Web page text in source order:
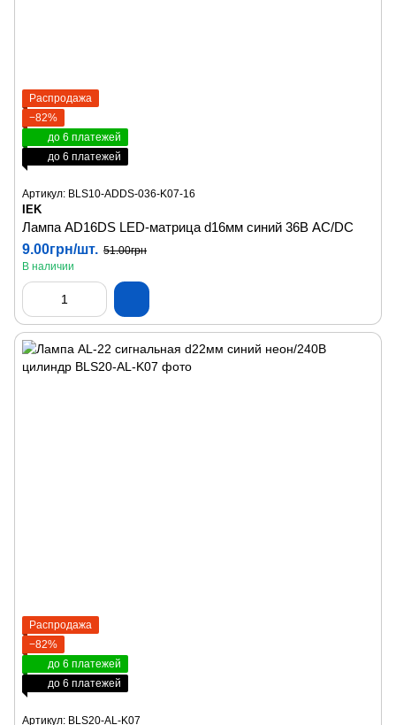
Распродажа
−82%
до 6 платежей
до 6 платежей
Артикул: BLS10-ADDS-036-K07-16
IEK
Лампа AD16DS LED-матрица d16мм синий 36В AC/DC
9.00грн/шт. 51.00грн
В наличии
Распродажа
−82%
до 6 платежей
до 6 платежей
Артикул: BLS20-AL-K07